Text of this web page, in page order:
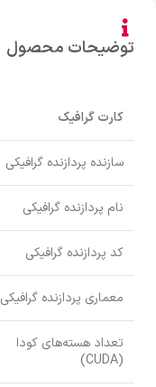
توضیحات محصول
کارت گرافیک
سازنده پردازنده گرافیکی
نام پردازنده گرافیکی
کد پردازنده گرافیکی
معماری پردازنده گرافیکی
تعداد هسته‌های کودا
(CUDA)